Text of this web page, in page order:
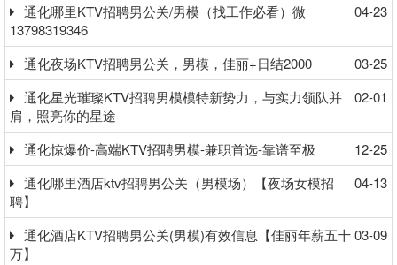
04-23
通化哪里KTV招聘男公关/男模（找工作必看）微
13798319346
03-25
通化夜场KTV招聘男公关，男模，佳丽+日结2000
02-01
通化星光璀璨KTV招聘男模模特新势力，与实力领队并
肩，照亮你的星途
12-25
通化惊爆价-高端KTV招聘男模-兼职首选-靠谱至极
04-13
通化哪里酒店ktv招聘男公关（男模场）【夜场女模招
聘】
03-09
通化酒店KTV招聘男公关(男模)有效信息【佳丽年薪五十
万】